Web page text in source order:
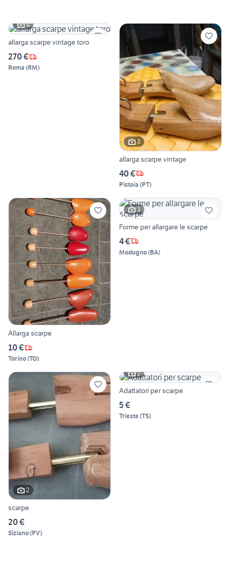
4
allarga scarpe vintage toro
270 €
Roma (RM)
3
allarga scarpe vintage
40 €
Pistoia (PT)
Allarga scarpe
10 €
Torino(TO)
3
Forme per allargare le scarpe
4 €
Modugno(BA)
2
scarpe
20 €
Siziano(PV)
2
Adattatori per scarpe
5 €
Trieste(TS)